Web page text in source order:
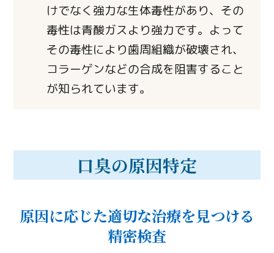
けでなく強力な生体毒性があり、その
毒性は青酸ガスより強力です。よって
その毒性により歯周組織が破壊され、
コラーゲンなどの合成を阻害すること
が知られています。
口臭の原因特定
原因に応じた適切な治療を見つける
精密検査